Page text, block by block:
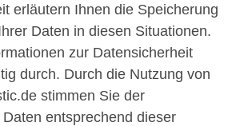
erläutern Ihnen die Speicherung
Daten in diesen Situationen.
zur Datensicherheit
durch. Durch die Nutzung von
stimmen Sie der
entsprechend dieser